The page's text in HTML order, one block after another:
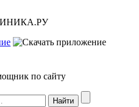
по сайту